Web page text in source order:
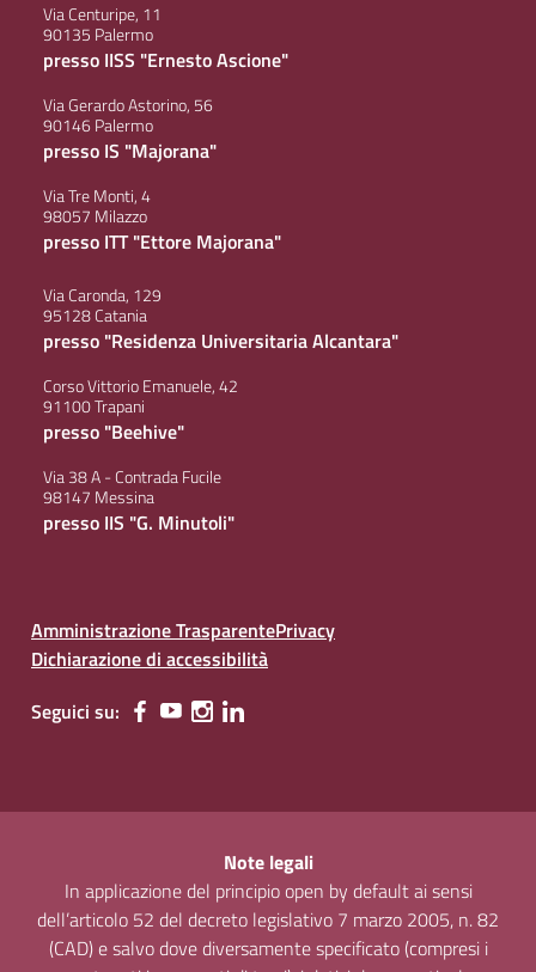
Via Centuripe, 11
90135 Palermo
presso IISS "Ernesto Ascione"
Via Gerardo Astorino, 56
90146 Palermo
presso IS "Majorana"
Via Tre Monti, 4
98057 Milazzo
presso ITT "Ettore Majorana"
Via Caronda, 129
95128 Catania
presso "Residenza Universitaria Alcantara"
Corso Vittorio Emanuele, 42
91100 Trapani
presso "Beehive"
Via 38 A - Contrada Fucile
98147 Messina
presso IIS "G. Minutoli"
Amministrazione TrasparentePrivacy
Dichiarazione di accessibilità
Seguici su:
Note legali
In applicazione del principio open by default ai sensi
dell’articolo 52 del decreto legislativo 7 marzo 2005, n. 82
(CAD) e salvo dove diversamente specificato (compresi i